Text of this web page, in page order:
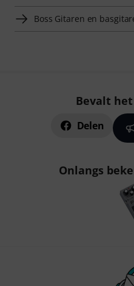
Boss Gitaren en
Bevalt
Delen
Onlangs